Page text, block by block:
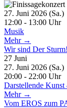
27. Juni 2026
12:00 - 13:00 Uhr
Musik
Mehr →
Wir sind Der
27 Juni
27. Juni 2026
20:00 - 22:00 Uhr
Darstellende Kunst
Mehr →
Vom EROS zum